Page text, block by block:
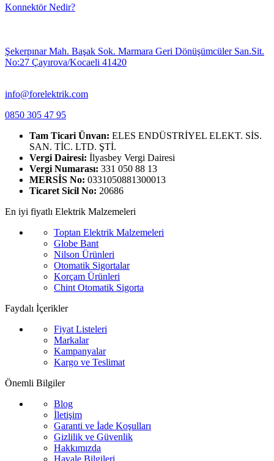
Konnektör Nedir?
Şekerpınar Mah. Başak Sok. Marmara Geri Dönüşümcüler San.Sit.
No:27 Çayırova/Kocaeli 41420
info@forelektrik.com
0850 305 47 95
Tam Ticari Ünvan: ELES ENDÜSTRİYEL ELEKT. SİS.
SAN. TİC. LTD. ŞTİ.
Vergi Dairesi: İlyasbey Vergi Dairesi
Vergi Numarası: 331 050 88 13
MERSİS No: 0331050881300013
Ticaret Sicil No: 20686
En iyi fiyatlı Elektrik Malzemeleri
Toptan Elektrik Malzemeleri
Globe Bant
Nilson Ürünleri
Otomatik Sigortalar
Korçam Ürünleri
Chint Otomatik Sigorta
Faydalı İçerikler
Fiyat Listeleri
Markalar
Kampanyalar
Kargo ve Teslimat
Önemli Bilgiler
Blog
İletişim
Garanti ve İade Koşulları
Gizlilik ve Güvenlik
Hakkımızda